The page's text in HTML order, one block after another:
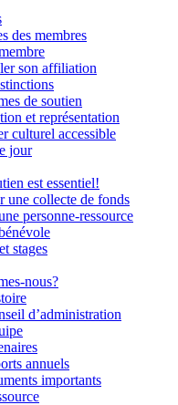
des membres
son affiliation
de soutien
et représentation
culturel accessible
jour
est essentiel!
une collecte de fonds
personne-ressource
stages
nous?
d’administration
annuels
importants